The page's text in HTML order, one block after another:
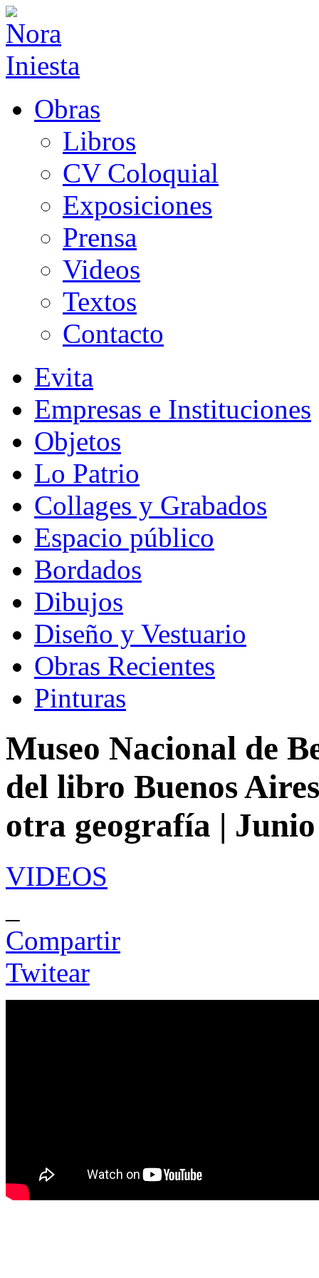
Obras
Libros
CV Coloquial
Exposiciones
Prensa
Videos
Textos
Contacto
Evita
Empresas e Instituciones
Objetos
Lo Patrio
Collages y Grabados
Espacio público
Bordados
Dibujos
Diseño y Vestuario
Obras Recientes
Pinturas
Museo Nacional de
del libro Buenos
otra geografía |
VIDEOS
Compartir
Twitear